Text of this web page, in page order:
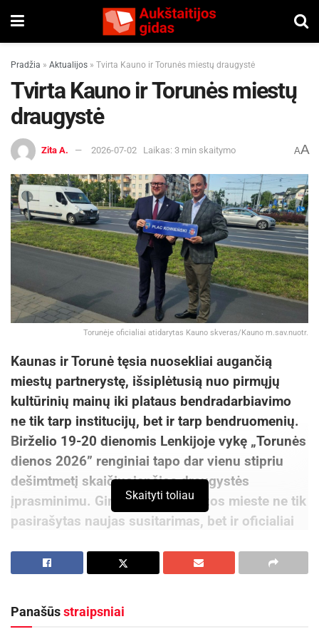
Pradžia » Aktualijos » Tvirta Kauno ir Torunės miestų draugystė
Tvirta Kauno ir Torunės miestų
draugystė
Zita A. 2026-07-02 Laikas: 3 min skaitymo AA
Torunėje oficialiai atidarytas Kauno skveras/Kauno m.sav.nuotr.
Kaunas ir Torunė tęsia nuosekliai augančią
miestų partnerystę, išsiplėtusią nuo pirmųjų
kultūrinių mainų iki plataus bendradarbiavimo
ne tik tarp institucijų, bet ir tarp bendruomenių.
Birželio 19-20 dienomis Lenkijoje vykę „Torunės
dienos 2026” renginiai tapo dar vienu stipriu
dešimtmetį skaičiuojančios draugystės
įprasminimu. Giminingame Hanzos mieste ne tik
pasirašytas naujas susitarimas, bet ir oficialiai
Birželio 19 d. broliškame mieste pasirašytas
protokolas, žymintis naują, ilgametį bendrystės
Skaityti toliau
Panašūsstraipsniai